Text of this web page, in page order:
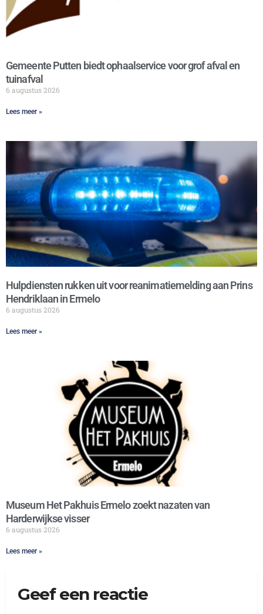
Gemeente Putten biedt ophaalservice voor grof afval en
tuinafval
6 augustus 2026
Lees meer »
Hulpdiensten rukken uit voor reanimatiemelding aan Prins
Hendriklaan in Ermelo
6 augustus 2026
Lees meer »
Museum Het Pakhuis Ermelo zoekt nazaten van
Harderwijkse visser
6 augustus 2026
Lees meer »
Geef een reactie